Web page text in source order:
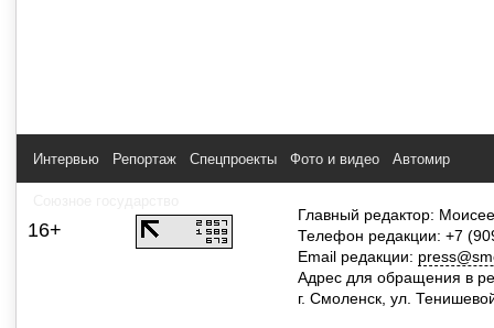
Интервью Репортаж Спецпроекты Фото и видео Автомир
16+
Главный редактор:
Телефон редакции: +7
Email редакции:
Адрес для обращения в
г. Смоленск, ул.